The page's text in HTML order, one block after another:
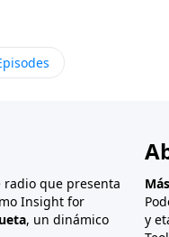
de las
y de ciertos
que presenta
Insight for
, un dinámico
y